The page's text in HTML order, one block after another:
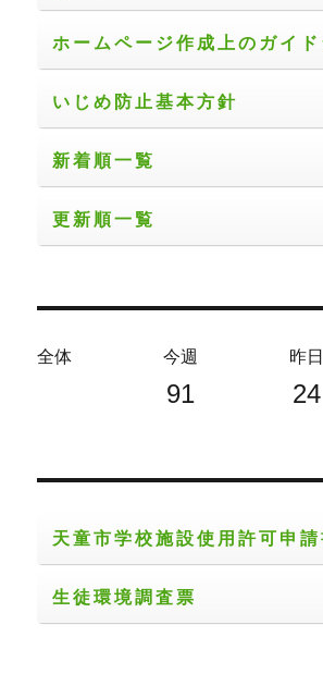
ホームページ作成上のガイド
いじめ防止基本方針
新着順一覧
更新順一覧
全体 今週
91
昨日
24
天童市学校施設使用許可申請
生徒環境調査票